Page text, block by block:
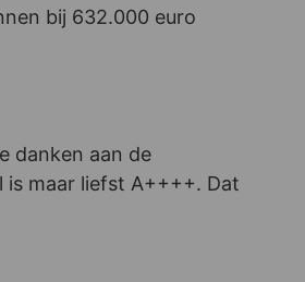
bij 632.000 euro
danken aan de
maar liefst A++++. Dat